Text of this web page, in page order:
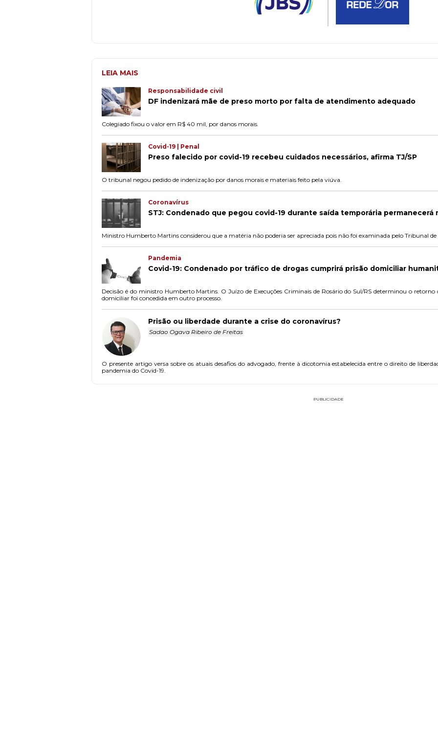
LEIA MAIS
Responsabilidade civil
DF indenizará mãe de preso morto por falta de atendimento adequado
Colegiado fixou o valor em R$ 40 mil, por danos morais.
Covid-19 | Penal
Preso falecido por covid-19 recebeu cuidados necessários, afirma TJ/SP
O tribunal negou pedido de indenização por danos morais e materiais feito pela viúva.
Coronavírus
STJ: Condenado que pegou covid-19 durante saída temporária permanecerá
Ministro Humberto Martins considerou que a matéria não poderia ser apreciada pois não foi examinada pelo Tribunal
Pandemia
Covid-19: Condenado por tráfico de drogas cumprirá prisão domiciliar
Decisão é do ministro Humberto Martins. O Juízo de Execuções Criminais de Rosário do Sul/RS determinou o
domiciliar foi concedida em outro processo.
Prisão ou liberdade durante a crise do coronavírus?
Sadao Ogava Ribeiro de Freitas
O presente artigo versa sobre os atuais desafios do advogado, frente à dicotomia estabelecida entre o direito de
pandemia do Covid-19.
PUBLICIDADE